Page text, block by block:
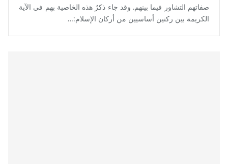
صفاتهم التشاور فيما بينهم. وقد جاء ذكرُ هذه الخاصية بهم في الآية
الكريمة بين ركنين أساسيين من أركان الإسلام:…